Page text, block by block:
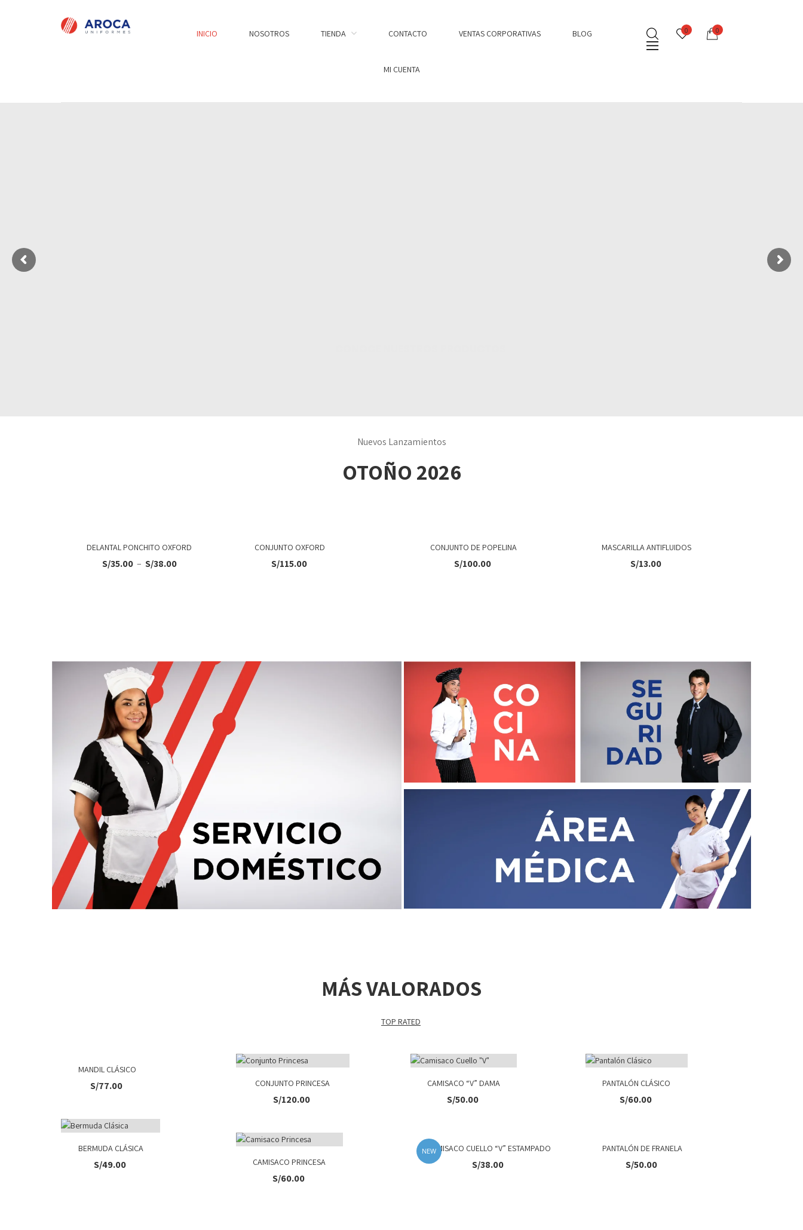
INICIO NOSOTROS TIENDA CONTACTO VENTAS CORPORATIVAS BLOG
MI CUENTA
0 0
Nuevos Lanzamientos
OTOÑO 2026
DELANTAL PONCHITO OXFORD
S/35.00 – S/38.00
CONJUNTO OXFORD
S/115.00
CONJUNTO DE POPELINA
S/100.00
MASCARILLA ANTIFLUIDOS
S/13.00
MÁS VALORADOS
TOP RATED
MANDIL CLÁSICO
S/77.00
BERMUDA CLÁSICA
S/49.00
CONJUNTO PRINCESA
S/120.00
CAMISACO PRINCESA
S/60.00
CAMISACO “V” DAMA
S/50.00
NEW
CAMISACO CUELLO “V” ESTAMPADO
S/38.00
PANTALÓN CLÁSICO
S/60.00
PANTALÓN DE FRANELA
S/50.00